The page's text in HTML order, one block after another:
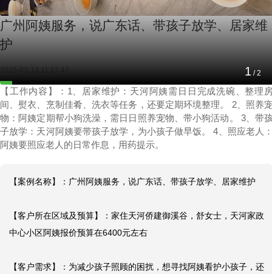
1 /2
广州阿姨服务，说广东话、带孩子放学、居家维
护
2025-03-13 11:17:47
【工作内容】：1、居家维护：天河阿姨需日日完成洗碗、整理
间、熨衣、烹制佳肴、洗衣等任务，还要定期环境整理。 2、照养
物：阿姨定期帮小狗洗澡，需日日照养宠物、带小狗活动。 3、带
子放学：天河阿姨要带孩子放学，为小孩子做早饭。 4、照应老人
阿姨要照应老人的日常作息，用药提示。
【案例名称】：广州阿姨服务，说广东话、带孩子放学、居家维护
【客户所在区域及预算】：家住天河侨建御溪谷，舒女士，天河家政
中心小区阿姨报价预算在6400元左右
【客户需求】：为减少孩子照顾的困扰，想寻找阿姨看护小孩子，还